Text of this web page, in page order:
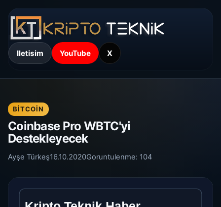
Iletisim YouTube X
BITCOIN
Coinbase Pro WBTC'yi
Destekleyecek
Ayşe Türkeş16.10.2020Goruntulenme: 104